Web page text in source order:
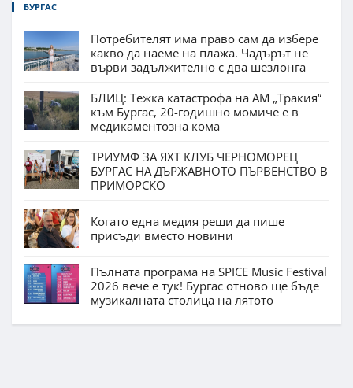
БУРГАС
Потребителят има право сам да избере
какво да наеме на плажа. Чадърът не
върви задължително с два шезлонга
БЛИЦ: Тежка катастрофа на АМ „Тракия“
към Бургас, 20-годишно момиче е в
медикаментозна кома
ТРИУМФ ЗА ЯХТ КЛУБ ЧЕРНОМОРЕЦ
БУРГАС НА ДЪРЖАВНОТО ПЪРВЕНСТВО В
ПРИМОРСКО
Когато една медия реши да пише
присъди вместо новини
Пълната програма на SPICE Music Festival
2026 вече е тук! Бургас отново ще бъде
музикалната столица на лятото